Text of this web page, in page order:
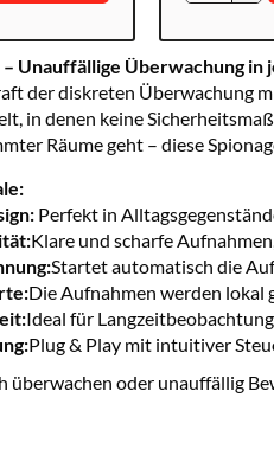
Unauffällige Überwachung in
der diskreten Überwachung
in denen keine
Räume geht – diese
Perfekt in
Klare und scharfe
Startet automatisch die
DieAufnahmen werden lokal
Ideal für
Plug & Play mit intuitiver
überwachen oder unauffällig